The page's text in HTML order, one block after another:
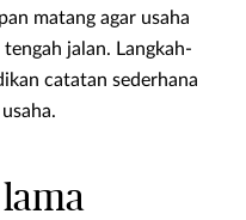
matang agar usaha
jalan. Langkah-
catatan sederhana